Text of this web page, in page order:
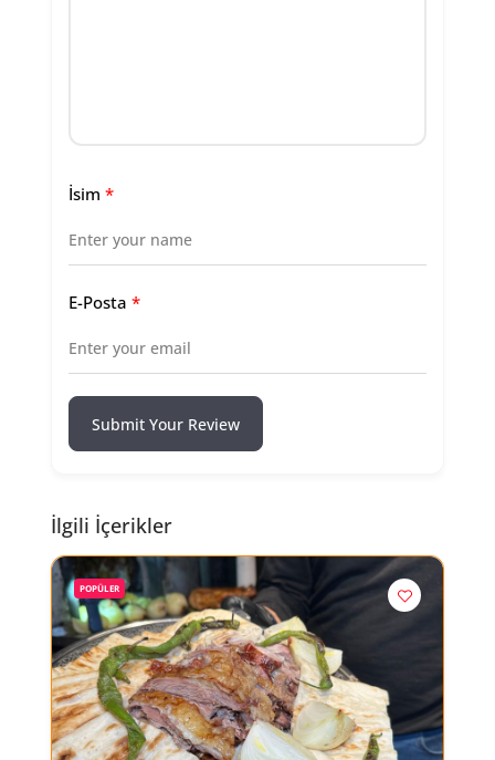
İsim *
E-Posta *
Submit Your Review
İlgili İçerikler
POPÜLER